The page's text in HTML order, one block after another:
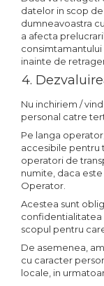
datelor in scop
dumneavoastra
a afecta
inainte de
4.
Nu inchiriem /
personal catre
Pe langa
accesibile pentru
operatori de
numite, daca
Operator.
Acestea sunt
confidentialitatea
scopul pentru
De asemenea,
cu caracter
locale, in